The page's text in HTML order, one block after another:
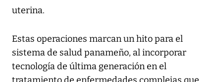
uterina.
Estas operaciones marcan un hito para el
sistema de salud panameño, al incorporar
tecnología de última generación en el
tratamiento de enfermedades complejas que